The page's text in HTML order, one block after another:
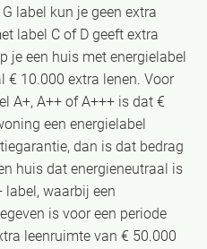
label kun je geen extra
label C of D geeft extra
je een huis met energielabel
€ 10.000 extra lenen. Voor
A+, A++ of A+++ is dat €
een energielabel
dan is dat bedrag
huis dat energieneutraal is
label, waarbij een
is voor een periode
leenruimte van € 50.000